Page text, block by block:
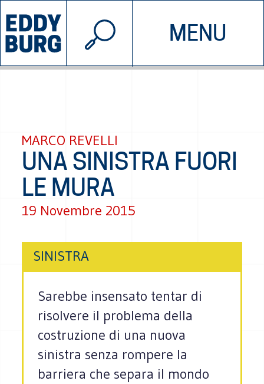
MENU
INIZIATIVE CHI SIAMO
© 2026 EDDYBURG
MARCO REVELLI
UNA SINISTRA FUORI
LE MURA
19 Novembre 2015
SINISTRA
Sarebbe insensato tentar di
risolvere il problema della
costruzione di una nuova
sinistra senza rompere la
barriera che separa il mondo